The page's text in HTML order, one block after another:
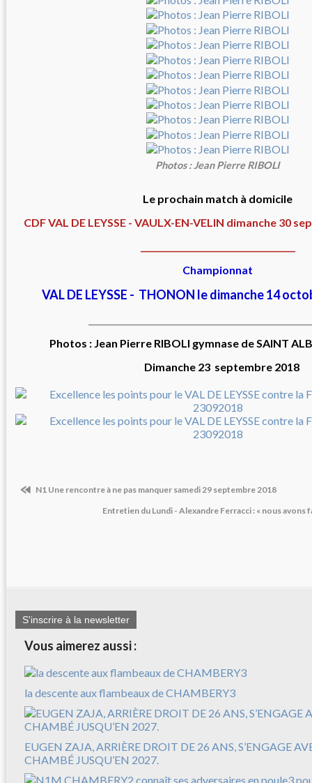
Photos : Jean Pierre RIBOLI
Le prochain match à domicile
CDF VAL DE LEYSSE - VAULX-EN-VELIN dimanche 30
Championnat
VAL DE LEYSSE - THONON le dimanche 14
Photos : Jean Pierre RIBOLI gymnase de SAINT
Dimanche 23 septembre 2018
N1 Une rencontre à ne pas manquer samedi 29 septembre 2018
Entretien du Lundi - Alexandre Ferracci : « nous avons
S'inscrire à la newsletter
Vous aimerez aussi :
la descente aux flambeaux de CHAMBERY3
EUGEN ZAJA, ARRIÈRE DROIT DE 26 ANS, S’ENGAGE
CHAMBÉ JUSQU’EN 2027.